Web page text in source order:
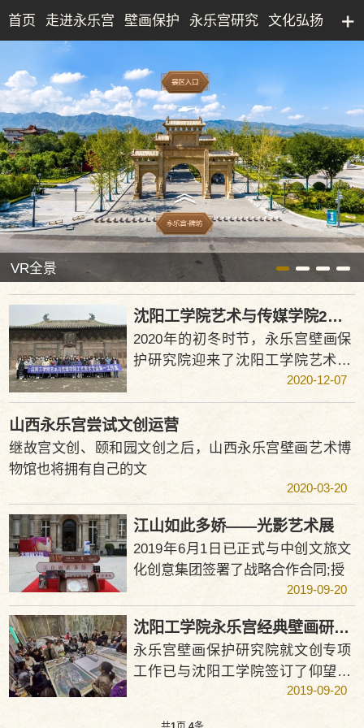
首页 走进永乐宫 壁画保护 永乐宫研究
文化弘扬
永乐宫研究院
文化产业 博物馆 典藏精品
VR全景
沈阳工学院艺术与传媒学院2020年永乐宫壁画临摹活动顺利完成
2020年的初冬时节，永乐宫壁画保
护研究院迎来了沈阳工学院艺术与
2020-12-07
山西永乐宫尝试文创运营
继故宫文创、颐和园文创之后，山西永乐宫壁画艺术博
物馆也将拥有自己的文
2020-03-20
江山如此多娇——光影艺术展
2019年6月1日已正式与中创文旅文
化创意集团签署了战略合作合同;授
2019-09-20
沈阳工学院永乐宫经典壁画研究师生优秀临摹作
永乐宫壁画保护研究院就文创专项
工作已与沈阳工学院签订了仰望经
2019-09-20